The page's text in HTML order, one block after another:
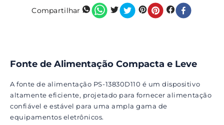
Compartilhar
Fonte de Alimentação Compacta e Leve
A fonte de alimentação PS-13830D110 é um dispositivo
altamente eficiente, projetado para fornecer alimentação
confiável e estável para uma ampla gama de
equipamentos eletrônicos.